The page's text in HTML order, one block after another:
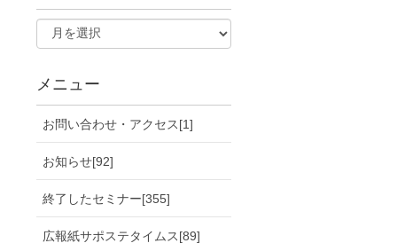
メニュー
お問い合わせ・アクセス[1]
お知らせ[92]
終了したセミナー[355]
広報紙サポステタイムス[89]